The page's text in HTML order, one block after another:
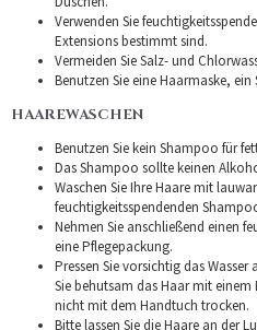
Verwenden Sie
Extensions bestimmt sind.
Vermeiden Sie Salz- und
Benutzen Sie eine Haarmaske,
HAAREWASCHEN
Benutzen Sie kein Shampoo für
Das Shampoo sollte keinen
Waschen Sie Ihre Haare mit
feuchtigkeitsspendenden
Nehmen Sie anschließend einen
eine Pflegepackung.
Pressen Sie vorsichtig das
Sie behutsam das Haar mit
nicht mit dem Handtuch trocken.
Bitte lassen Sie die Haare an der